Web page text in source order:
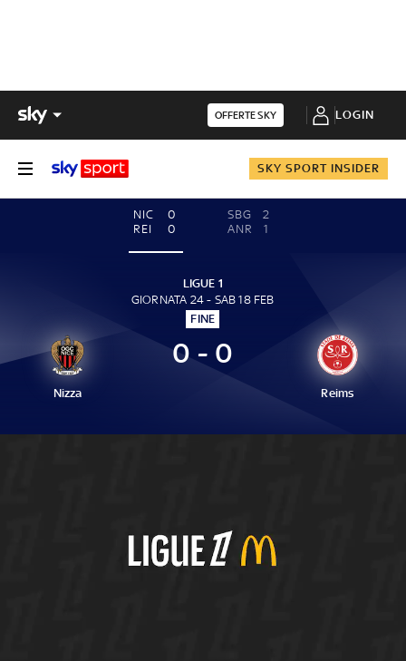
OFFERTE SKY LOGIN
SKY SPORT INSIDER
NIC
0
REI
0
SBG
2
ANR
1
LIGUE 1
GIORNATA 24 - SAB 18 FEB
FINE
Nizza
0 - 0
Reims